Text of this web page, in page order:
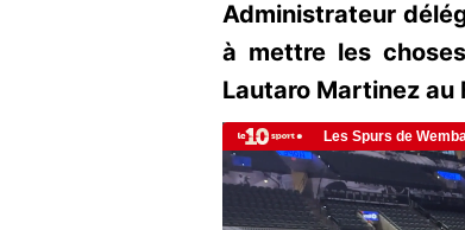
Administrateur
à mettre les
Lautaro Martinez au